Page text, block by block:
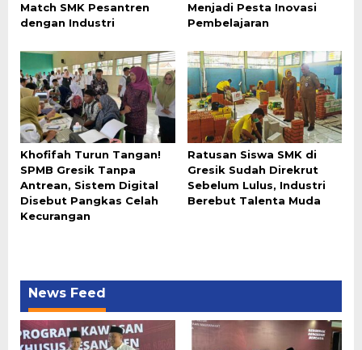
Match SMK Pesantren
dengan Industri
Menjadi Pesta Inovasi
Pembelajaran
Khofifah Turun Tangan!
SPMB Gresik Tanpa
Antrean, Sistem Digital
Disebut Pangkas Celah
Kecurangan
Ratusan Siswa SMK di
Gresik Sudah Direkrut
Sebelum Lulus, Industri
Berebut Talenta Muda
News Feed